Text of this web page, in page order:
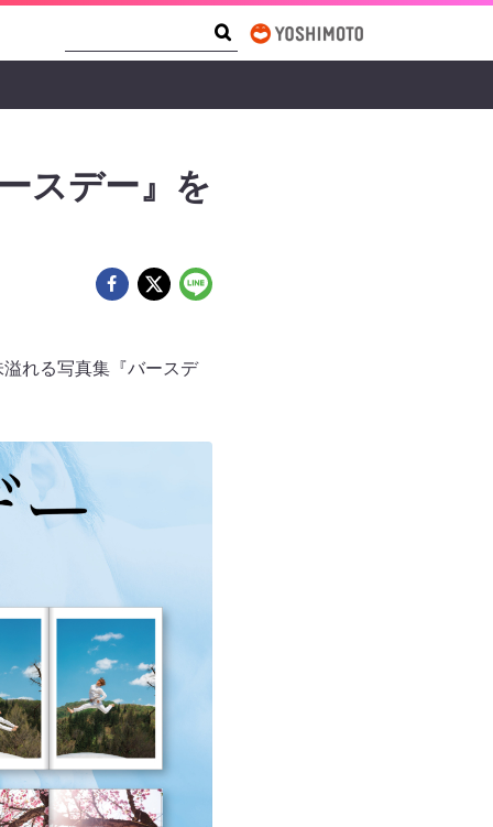
スデー』を
れる写真集『バースデ